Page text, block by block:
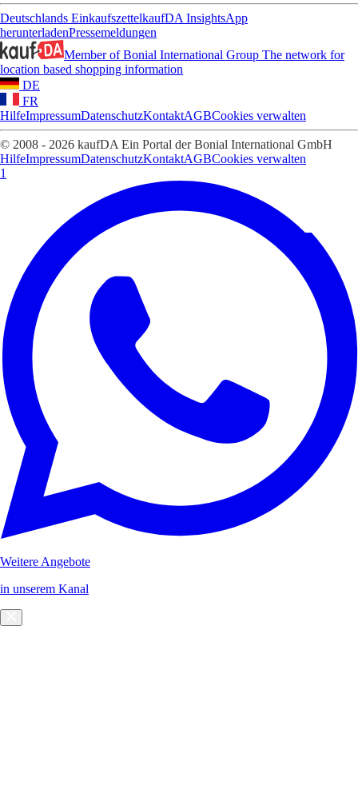
Deutschlands EinkaufszettelkaufDA InsightsApp
herunterladenPressemeldungen
Member of Bonial International Group The network for
location based shopping information
DE
FR
HilfeImpressumDatenschutzKontaktAGBCookies verwalten
© 2008 - 2026 kaufDA Ein Portal der Bonial International GmbH
HilfeImpressumDatenschutzKontaktAGBCookies verwalten
1
Weitere Angebote
in unserem Kanal